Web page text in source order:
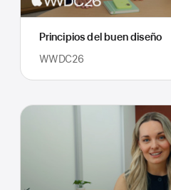
Principios del buen diseño
WWDC26